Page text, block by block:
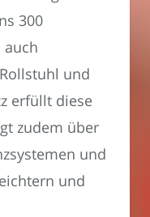
300
auch
und
erfüllt diese
zudem über
und
und